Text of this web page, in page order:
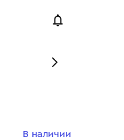
В наличии